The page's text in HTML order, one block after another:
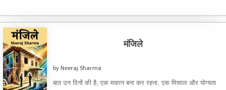
मंजिले
by Neeraj Sharma
बात उन दिनों की है, एक मकान बना कर रहना, एक मिसाल और योग्यता